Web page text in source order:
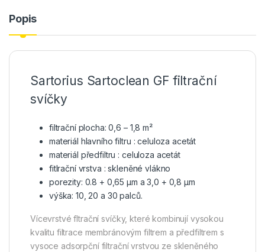
Popis
Sartorius Sartoclean GF filtrační
svíčky
filtrační plocha: 0,6 – 1,8 m²
materiál hlavního filtru : celuloza acetát
materiál předfiltru : celuloza acetát
fitlrační vrstva : skleněné vlákno
porezity: 0.8 + 0,65 µm a 3,0 + 0,8 µm
výška: 10, 20 a 30 palců.
Vícevrstvé fltrační svíčky, které kombinují vysokou
kvalitu filtrace membránovým filtrem a předfiltrem s
vysoce adsorpční filtrační vrstvou ze skleněného